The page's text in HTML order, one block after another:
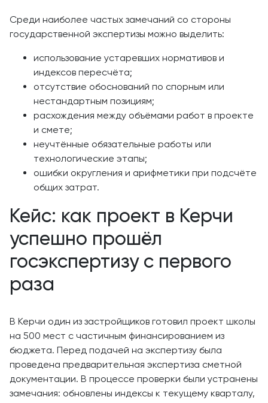
Среди наиболее частых замечаний со стороны
государственной экспертизы можно выделить:
использование устаревших нормативов и
индексов пересчёта;
отсутствие обоснований по спорным или
нестандартным позициям;
расхождения между объёмами работ в проекте
и смете;
неучтённые обязательные работы или
технологические этапы;
ошибки округления и арифметики при подсчёте
общих затрат.
Кейс: как проект в Керчи
успешно прошёл
госэкспертизу с первого
раза
В Керчи один из застройщиков готовил проект школы
на 500 мест с частичным финансированием из
бюджета. Перед подачей на экспертизу была
проведена предварительная экспертиза сметной
документации. В процессе проверки были устранены
замечания: обновлены индексы к текущему кварталу,